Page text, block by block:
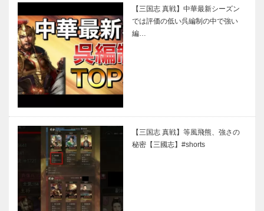
【三国志 真戦】中華最新シーズン
では評価の低い呉編制の中で強い
編…
【三国志 真戦】等風飛熊、強さの
秘密【三國志】#shorts